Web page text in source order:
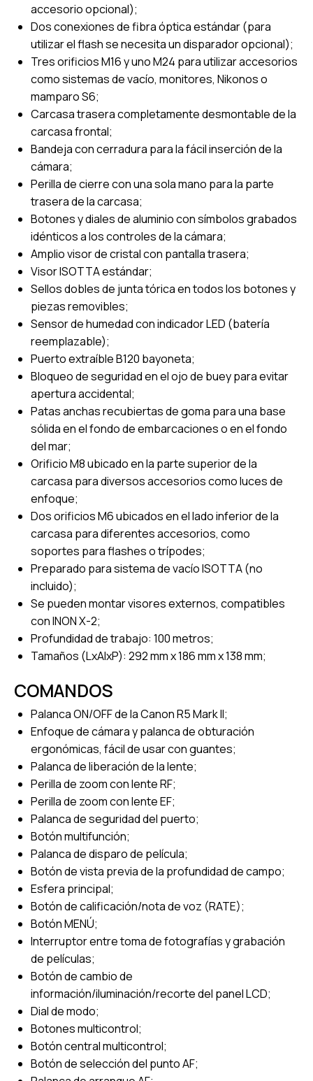
accesorio opcional);
Dos conexiones de fibra óptica estándar (para
utilizar el flash se necesita un disparador opcional);
Tres orificios M16 y uno M24 para utilizar accesorios
como sistemas de vacío, monitores, Nikonos o
mamparo S6;
Carcasa trasera completamente desmontable de la
carcasa frontal;
Bandeja con cerradura para la fácil inserción de la
cámara;
Perilla de cierre con una sola mano para la parte
trasera de la carcasa;
Botones y diales de aluminio con símbolos grabados
idénticos a los controles de la cámara;
Amplio visor de cristal con pantalla trasera;
Visor ISOTTA estándar;
Sellos dobles de junta tórica en todos los botones y
piezas removibles;
Sensor de humedad con indicador LED (batería
reemplazable);
Puerto extraíble B120 bayoneta;
Bloqueo de seguridad en el ojo de buey para evitar
apertura accidental;
Patas anchas recubiertas de goma para una base
sólida en el fondo de embarcaciones o en el fondo
del mar;
Orificio M8 ubicado en la parte superior de la
carcasa para diversos accesorios como luces de
enfoque;
Dos orificios M6 ubicados en el lado inferior de la
carcasa para diferentes accesorios, como
soportes para flashes o trípodes;
Preparado para sistema de vacío ISOTTA (no
incluido);
Se pueden montar visores externos, compatibles
con INON X-2;
Profundidad de trabajo: 100 metros;
Tamaños (LxAlxP): 292 mm x 186 mm x 138 mm;
COMANDOS
Palanca ON/OFF de la Canon R5 Mark II;
Enfoque de cámara y palanca de obturación
ergonómicas, fácil de usar con guantes;
Palanca de liberación de la lente;
Perilla de zoom con lente RF;
Perilla de zoom con lente EF;
Palanca de seguridad del puerto;
Botón multifunción;
Palanca de disparo de película;
Botón de vista previa de la profundidad de campo;
Esfera principal;
Botón de calificación/nota de voz (RATE);
Botón MENÚ;
Interruptor entre toma de fotografías y grabación
de películas;
Botón de cambio de
información/iluminación/recorte del panel LCD;
Dial de modo;
Botones multicontrol;
Botón central multicontrol;
Botón de selección del punto AF;